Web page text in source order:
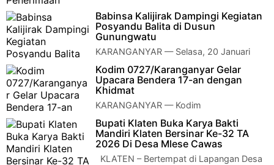
(Kodim) 0723/Klaten melaksanakan kegiatan sosialisasi
penerimaan Bintara Prajurit Ka…
Babinsa Kalijirak Dampingi Kegiatan
Posyandu Balita di Dusun
Gunungwatu
KARANGANYAR — Selasa, 20 Januari
2025, Babinsa Desa Kalijirak Koramil
02/Tasikmadu, Sertu Sriyanto, melaksanakan kegiata…
Kodim 0727/Karanganyar Gelar
Upacara Bendera 17-an dengan
Khidmat
KARANGANYAR — Kodim
0727/Karanganyar menggelar Upacara
Bendera 17-an yang berlangsung dengan khidmat di Lapangan
Makodim…
Bupati Klaten Buka Karya Bakti
Mandiri Klaten Bersinar Ke-32 TA
2026 Di Desa Mlese Cawas
KLATEN – Bertempat di Lapangan Desa